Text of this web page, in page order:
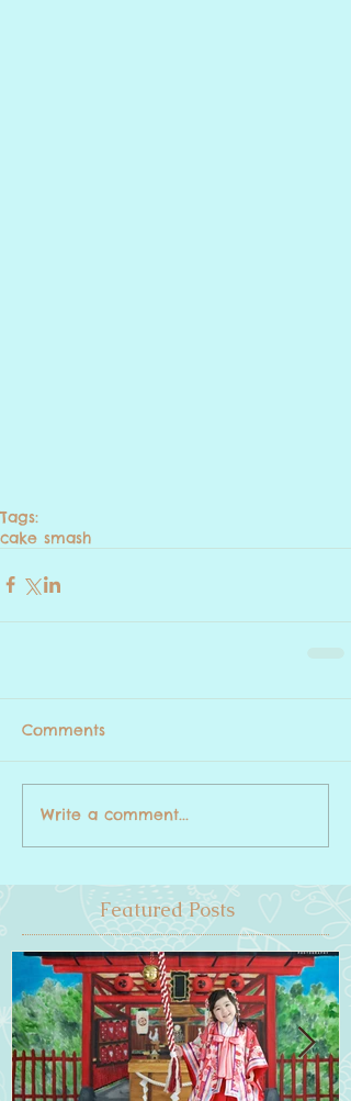
Tags:
cake smash
Comments
Write a comment...
Featured Posts